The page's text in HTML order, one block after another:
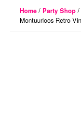
Home/ Party Shop/
Montuurloos Retro